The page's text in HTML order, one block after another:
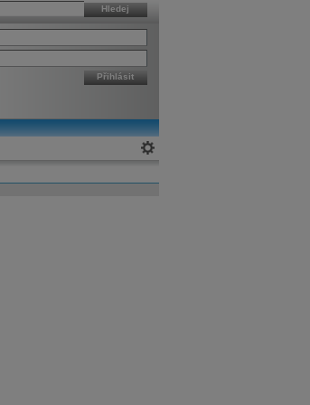
Hledej
Přihlásit